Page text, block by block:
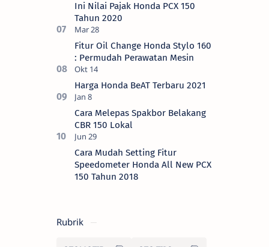
Ini Nilai Pajak Honda PCX 150
Tahun 2020
Fitur Oil Change Honda Stylo 160
: Permudah Perawatan Mesin
Harga Honda BeAT Terbaru 2021
Cara Melepas Spakbor Belakang
CBR 150 Lokal
Cara Mudah Setting Fitur
Speedometer Honda All New PCX
150 Tahun 2018
Rubrik